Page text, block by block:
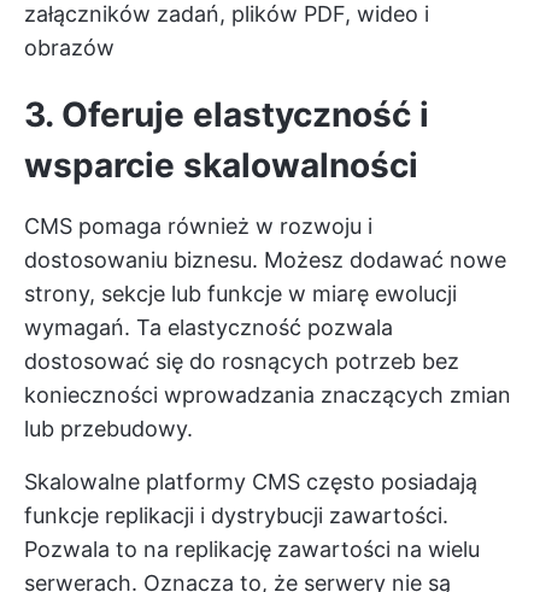
załączników zadań, plików PDF, wideo i
obrazów
3. Oferuje elastyczność i
wsparcie skalowalności
CMS pomaga również w rozwoju i
dostosowaniu biznesu. Możesz dodawać nowe
strony, sekcje lub funkcje w miarę ewolucji
wymagań. Ta elastyczność pozwala
dostosować się do rosnących potrzeb bez
konieczności wprowadzania znaczących zmian
lub przebudowy.
Skalowalne platformy CMS często posiadają
funkcje replikacji i dystrybucji zawartości.
Pozwala to na replikację zawartości na wielu
serwerach. Oznacza to, że serwery nie są